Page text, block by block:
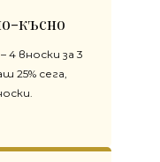
късно
4 вноски за 3
25% сега,